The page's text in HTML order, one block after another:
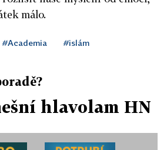
málo.
#Academia #islám
hlavolam HN